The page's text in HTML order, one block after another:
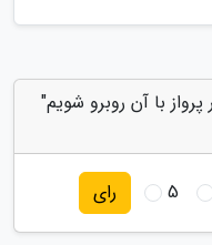
با آن روبرو شویم"
5 رای